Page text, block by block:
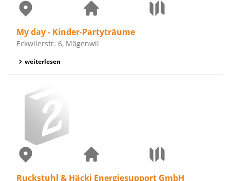
My day - Kinder-Partyträume
Eckwilerstr. 6, Mägenwil
weiterlesen
Ruckstuhl & Häcki Energiesupport GmbH